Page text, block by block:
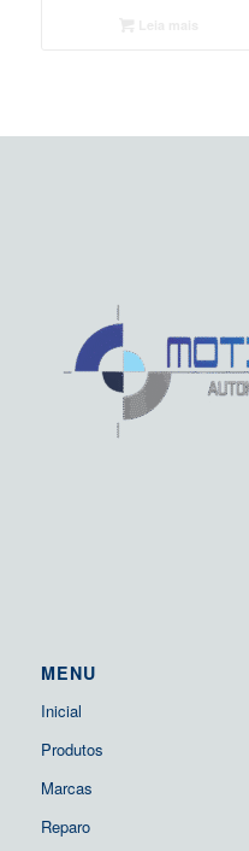
MENU
Inicial
Produtos
Marcas
Reparo